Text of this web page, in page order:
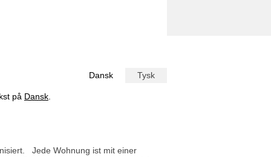
Dansk Tysk
på Dansk
Jede Wohnung ist mit einer